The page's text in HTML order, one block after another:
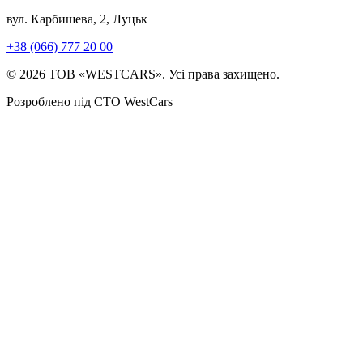
вул. Карбишева, 2, Луцьк
+38 (066) 777 20 00
© 2026 ТОВ «WESTCARS». Усі права захищено.
Розроблено під СТО WestCars